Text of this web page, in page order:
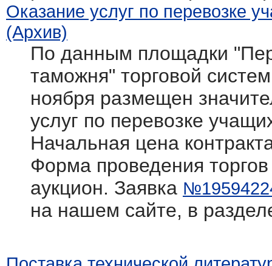
Оказание услуг по перевозке
(Архив)
По данным площадки
таможня" торговой
ноября размещен
услуг по перевозке
Начальная цена
Форма проведения
аукцион. Заявка
на нашем сайте, в